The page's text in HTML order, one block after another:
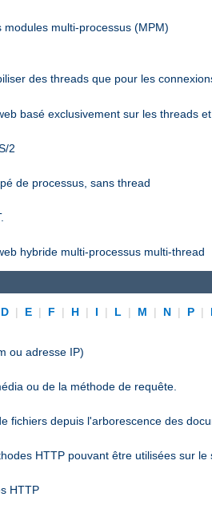
multi-processus (MPM)
des threads que pour les
basé exclusivement sur les threads
2
de processus, sans thread
hybride multi-processus multi-thread
D | E | F | H | I | L | M | N | P |
ou adresse IP)
ou de la méthode de requête.
fichiers depuis l'arborescence des
HTTP pouvant être utilisées sur le
HTTP